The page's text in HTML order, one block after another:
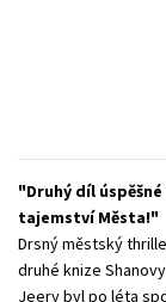
Druhý díl
tajemství Města!
Drsný městský
druhé knize
Jeery byl po léta